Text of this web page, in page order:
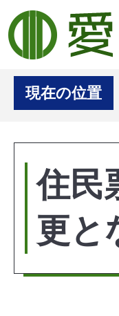
現在の位置
住民
更と